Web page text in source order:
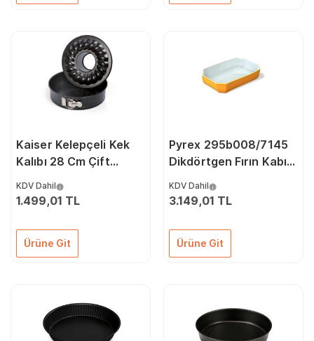
Kaiser Kelepçeli Kek
Kalıbı 28 Cm Çift
KDV Dahil
1.499,01 TL
Ürüne Git
Pyrex 295b008/7145
Dikdörtgen Fırın Kabı
KDV Dahil
3.149,01 TL
Ürüne Git